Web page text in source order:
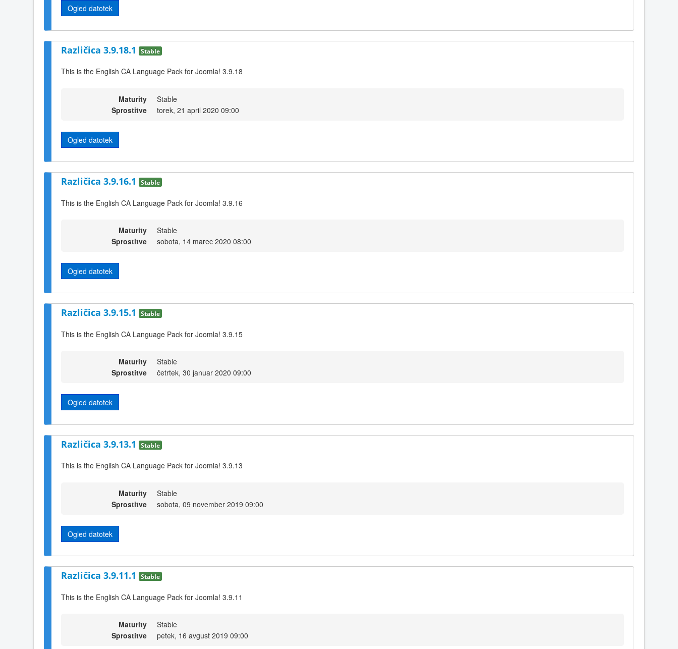
Ogled datotek
Različica 3.9.18.1 Stable
This is the English CA Language Pack for Joomla! 3.9.18
Maturity
Stable
Sprostitve
torek, 21 april 2020 09:00
Ogled datotek
Različica 3.9.16.1 Stable
This is the English CA Language Pack for Joomla! 3.9.16
Maturity
Stable
Sprostitve
sobota, 14 marec 2020 08:00
Ogled datotek
Različica 3.9.15.1 Stable
This is the English CA Language Pack for Joomla! 3.9.15
Maturity
Stable
Sprostitve
četrtek, 30 januar 2020 09:00
Ogled datotek
Različica 3.9.13.1 Stable
This is the English CA Language Pack for Joomla! 3.9.13
Maturity
Stable
Sprostitve
sobota, 09 november 2019 09:00
Ogled datotek
Različica 3.9.11.1 Stable
This is the English CA Language Pack for Joomla! 3.9.11
Maturity
Stable
Sprostitve
petek, 16 avgust 2019 09:00